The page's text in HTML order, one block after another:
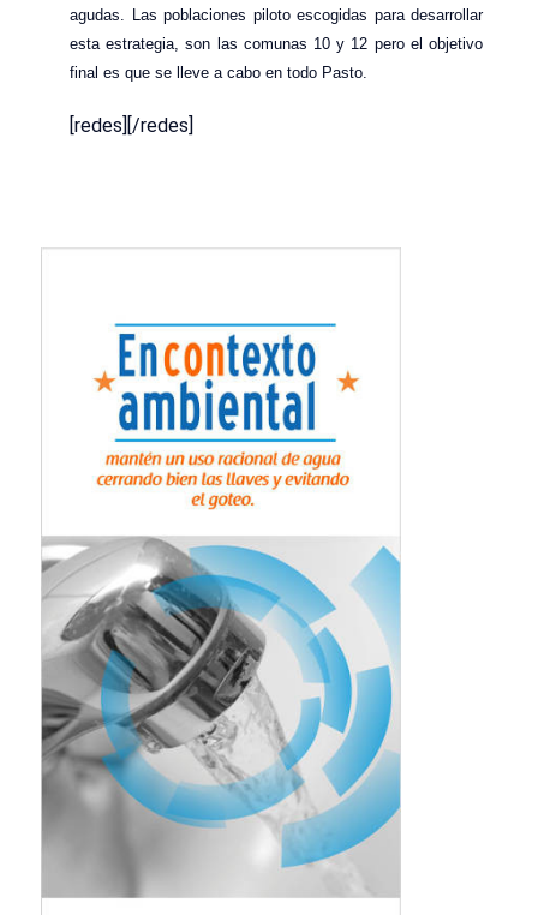
agudas. Las poblaciones piloto escogidas para desarrollar
esta estrategia, son las comunas 10 y 12 pero el objetivo
final es que se lleve a cabo en todo Pasto.
[redes][/redes]